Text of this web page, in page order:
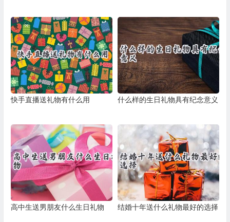
快手直播送礼物有什么用 什么样的生日礼物具有纪念意义
高中生送男朋友什么生日礼物 结婚十年送什么礼物最好的选择